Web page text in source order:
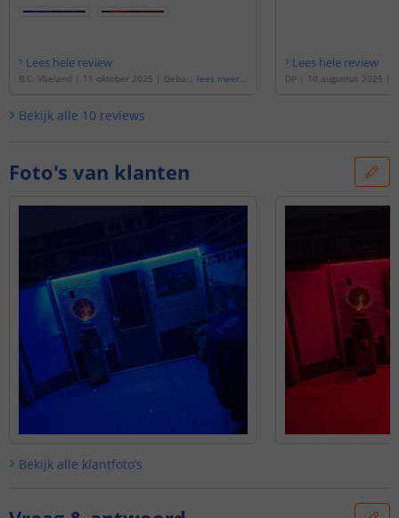
Lees hele review
B.C. Vlieland | 11 oktober 2025 | Gebase
lees meer...
Lees hele review
DP | 10 augustus 2025 |
Bekijk alle 10 reviews
Foto's van klanten
Bekijk alle klantfoto’s